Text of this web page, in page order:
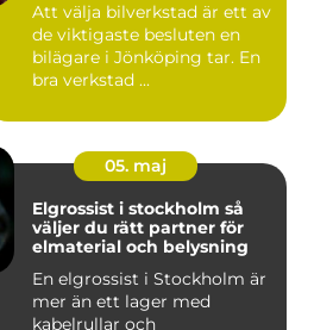
Att välja bilverkstad är ett av
de viktigaste besluten en
bilägare i Jönköping tar. En
bra verkstad ...
05. maj
Elgrossist i stockholm så
väljer du rätt partner för
elmaterial och belysning
En elgrossist i Stockholm är
mer än ett lager med
kabelrullar och